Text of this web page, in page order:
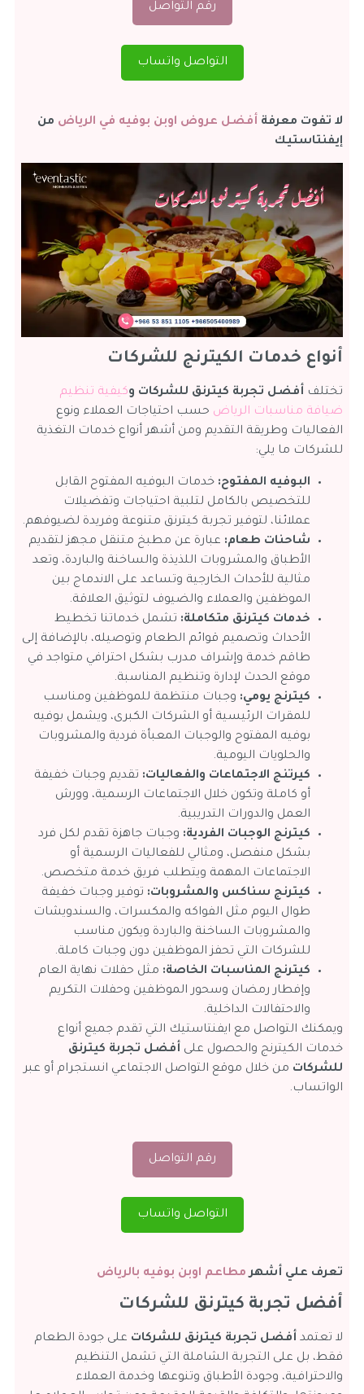
رقم التواصل
التواصل واتساب
لا تفوت معرفة أفضل عروض اوبن بوفيه في الرياض من
إيفنتاستيك
أنواع خدمات الكيترنج للشركات
تختلف أفضل تجربة كيترنق للشركات وكيفية تنظيم
ضيافة مناسبات الرياض حسب احتياجات العملاء ونوع
الفعاليات وطريقة التقديم ومن أشهر أنواع خدمات التغذية
للشركات ما يلي:
البوفيه المفتوح: خدمات البوفيه المفتوح القابل
للتخصيص بالكامل لتلبية احتياجات وتفضيلات
عملائنا، لتوفير تجربة كيترنق متنوعة وفريدة لضيوفهم.
شاحنات طعام: عبارة عن مطبخ متنقل مجهز لتقديم
الأطباق والمشروبات اللذيذة والساخنة والباردة، وتعد
مثالية للأحداث الخارجية وتساعد على الاندماج بين
الموظفين والعملاء والضيوف لتوثيق العلاقة.
خدمات كيترنق متكاملة: تشمل خدماتنا تخطيط
الأحداث وتصميم قوائم الطعام وتوصيله، بالإضافة إلى
طاقم خدمة وإشراف مدرب بشكل احترافي متواجد في
موقع الحدث لإدارة وتنظيم المناسبة.
كيترنج يومي: وجبات منتظمة للموظفين ومناسب
للمقرات الرئيسية أو الشركات الكبرى، ويشمل بوفيه
بوفيه المفتوح والوجبات المعبأة فردية والمشروبات
والحلويات اليومية.
كيرتنج الاجتماعات والفعاليات: تقديم وجبات خفيفة
أو كاملة وتكون خلال الاجتماعات الرسمية، وورش
العمل والدورات التدريبية.
كيترنج الوجبات الفردية: وجبات جاهزة تقدم لكل فرد
بشكل منفصل، ومثالي للفعاليات الرسمية أو
الاجتماعات المهمة ويتطلب فريق خدمة متخصص.
كيترنج سناكس والمشروبات: توفير وجبات خفيفة
طوال اليوم مثل الفواكه والمكسرات، والسندويشات
والمشروبات الساخنة والباردة ويكون مناسب
للشركات التي تحفز الموظفين دون وجبات كاملة.
كيترنج المناسبات الخاصة: مثل حفلات نهاية العام
وإفطار رمضان وسحور الموظفين وحفلات التكريم
والاحتفالات الداخلية.
ويمكنك التواصل مع ايفنتاستيك التي تقدم جميع أنواع
خدمات الكيترنج والحصول على أفضل تجربة كيترنق
للشركات من خلال موقع التواصل الاجتماعي انستجرام أو عبر
الواتساب.
رقم التواصل
التواصل واتساب
تعرف علي أشهرمطاعم اوبن بوفيه بالرياض
أفضل تجربة كيترنق للشركات
لا تعتمد أفضل تجربة كيترنق للشركات على جودة الطعام
فقط، بل على التجربة الشاملة التي تشمل التنظيم
والاحترافية، وجودة الأطباق وتنوعها وخدمة العملاء